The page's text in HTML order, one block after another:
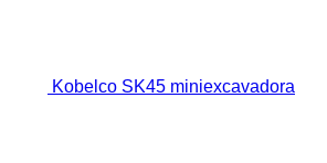
Kobelco SK45 miniexcavadora